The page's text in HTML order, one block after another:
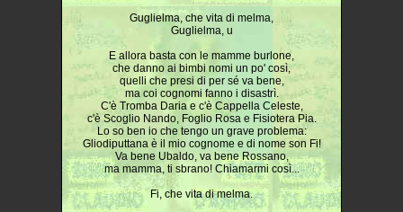
Guglielma, che vita di melma,
Guglielma, u
E allora basta con le mamme burlone,
che danno ai bimbi nomi un po' così,
quelli che presi di per sé va bene,
ma coi cognomi fanno i disastrì.
C'è Tromba Daria e c'è Cappella Celeste,
c'è Scoglio Nando, Foglio Rosa e Fisiotera Pia.
Lo so ben io che tengo un grave problema:
Gliodiputtana è il mio cognome e di nome son Fi!
Va bene Ubaldo, va bene Rossano,
ma mamma, ti sbrano! Chiamarmi così...
Fi, che vita di melma.